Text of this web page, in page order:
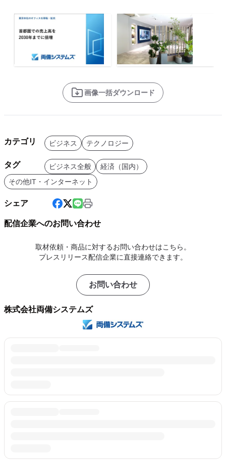
画像一括ダウンロード
カテゴリ ビジネス テクノロジー
タグ ビジネス全般
経済（国内）
その他IT・インターネット
シェア
配信企業へのお問い合わせ
取材依頼・商品に対するお問い合わせはこちら。
プレスリリース配信企業に直接連絡できます。
お問い合わせ
株式会社両備システムズ